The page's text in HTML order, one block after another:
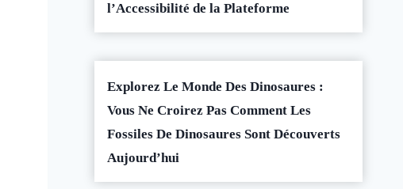
l’Accessibilité de la Plateforme
Explorez Le Monde Des Dinosaures :
Vous Ne Croirez Pas Comment Les
Fossiles De Dinosaures Sont Découverts
Aujourd’hui